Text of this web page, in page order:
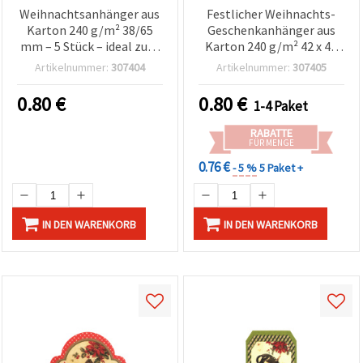
Weihnachtsanhänger aus
Karton 240 g/m² 38/65
mm – 5 Stück – ideal zum
Geschenke verpacken,
Weihnachtsbasteln
Artikelnummer: 307404
0.80€
IN DEN WARENKORB
Festlicher Weihnachts-
Geschenkanhänger aus
Karton 240 g/m² 42 x 42
mm – 5 Stück – ideal für
Deko & Weihnachts-
Basteln
Artikelnummer: 307405
0.80€ 1-4 Paket
RABATTE
FÜR MENGE
0.76 €- 5 %5 Paket +
IN DEN WARENKORB